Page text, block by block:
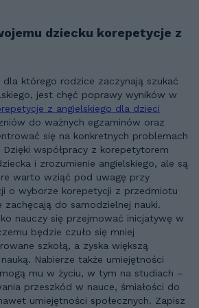
dziecku korepetycje z
dla którego rodzice zaczynają szukać
jest chęć poprawy wyników w
z angielskiego dla dzieci
do ważnych egzaminów oraz
się na konkretnych problemach
i zrozumienie angielskiego, ale są
warto wziąć pod uwagę przy
o wyborze korepetycji z przedmiotu
nauczy się przejmować inicjatywę w
będzie czuło się mniej
szkołą, a zyska większą
umiejętności
mu w życiu, w tym na studiach –
przeszkód w nauce, śmiałości do
umiejętności społecznych. Zapisz